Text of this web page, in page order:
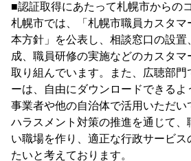
■認証取得にあたって札幌市からの
札幌市では、「札幌市職員カスタマ
本方針」を公表し、相談窓口の設
成、職員研修の実施などのカスタマ
取り組んでいます。また、広聴部門
ーは、自由にダウンロードできる
事業者や他の自治体で活用いただい
ハラスメント対策の推進を通じて、
い職場を作り、適正な行政サービス
たいと考えております。